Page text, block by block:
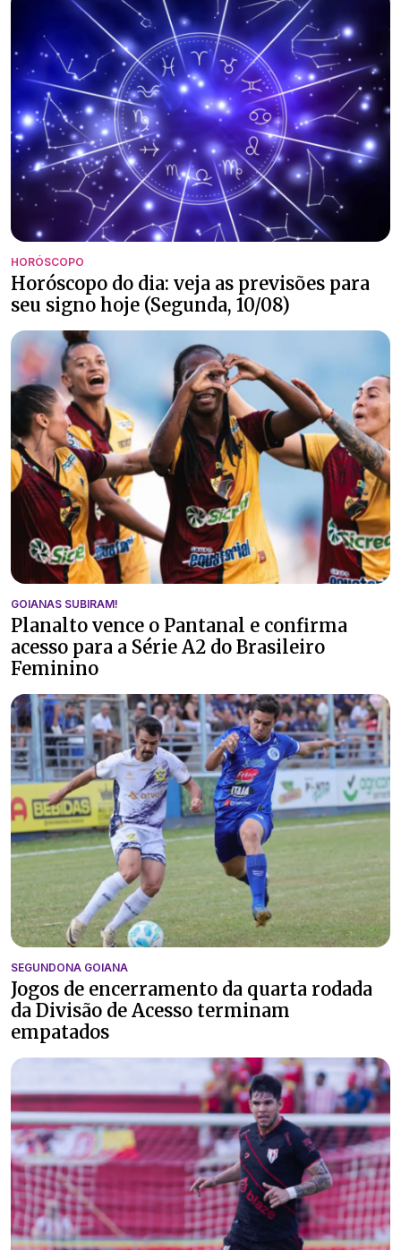
HORÓSCOPO
Horóscopo do dia: veja as previsões para
seu signo hoje (Segunda, 10/08)
GOIANAS SUBIRAM!
Planalto vence o Pantanal e confirma
acesso para a Série A2 do Brasileiro
Feminino
SEGUNDONA GOIANA
Jogos de encerramento da quarta rodada
da Divisão de Acesso terminam
empatados